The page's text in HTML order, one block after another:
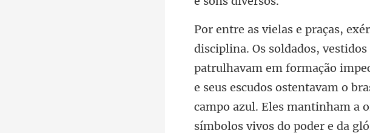
patrulhavam em formação
e seus escudos ostentavam o